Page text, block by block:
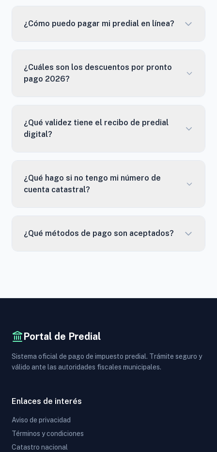
¿Cómo puedo pagar mi predial en línea?
¿Cuáles son los descuentos por pronto
pago 2026?
¿Qué validez tiene el recibo de predial
digital?
¿Qué hago si no tengo mi número de
cuenta catastral?
¿Qué métodos de pago son aceptados?
Portal de Predial
Sistema oficial de pago de impuesto predial. Trámite seguro y
válido ante las autoridades fiscales municipales.
Enlaces de interés
Aviso de privacidad
Términos y condiciones
Catastro nacional